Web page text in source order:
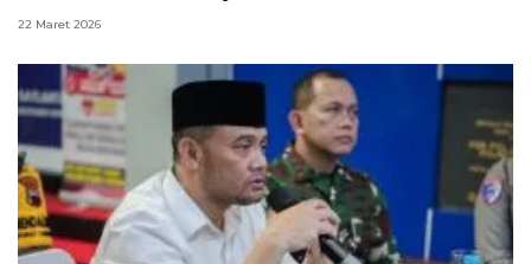
22 Maret 2026